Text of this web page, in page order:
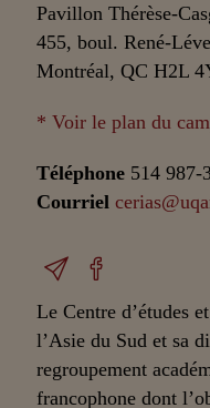
Pavillon Thérèse-
455, boul. René-
Montréal, QC H2L
* Voir le plan du
Téléphone 514 987-
Courriel
Le Centre d’études
l’Asie du Sud et sa
regroupement
francophone dont